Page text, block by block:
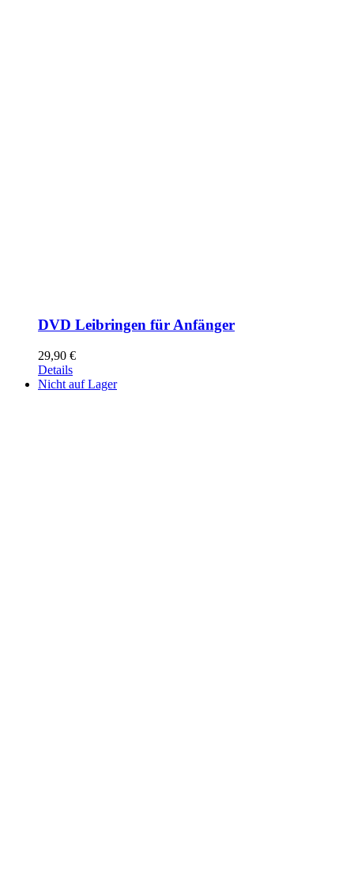
DVD Leibringen für Anfänger
29,90 €
Details
Nicht auf Lager